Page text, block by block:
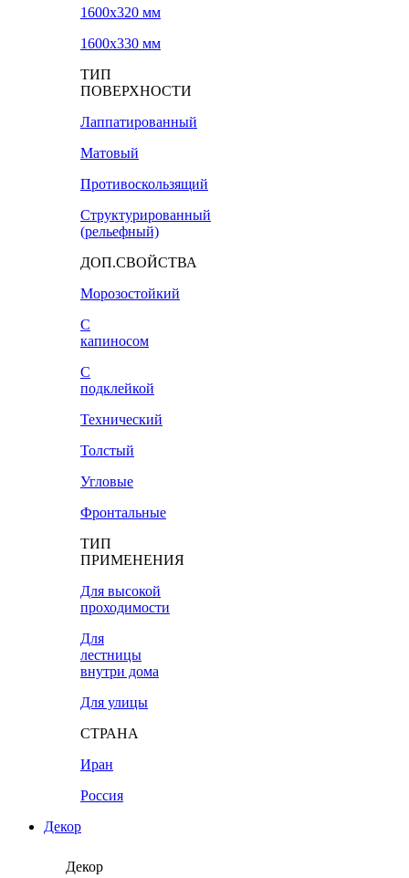
1600х320 мм
1600х330 мм
ТИП
ПОВЕРХНОСТИ
Лаппатированный
Матовый
Противоскользящий
Структурированный
(рельефный)
ДОП.СВОЙСТВА
Морозостойкий
С
капиносом
С
подклейкой
Технический
Толстый
Угловые
Фронтальные
ТИП
ПРИМЕНЕНИЯ
Для высокой
проходимости
Для
лестницы
внутри дома
Для улицы
СТРАНА
Иран
Россия
Декор
Декор